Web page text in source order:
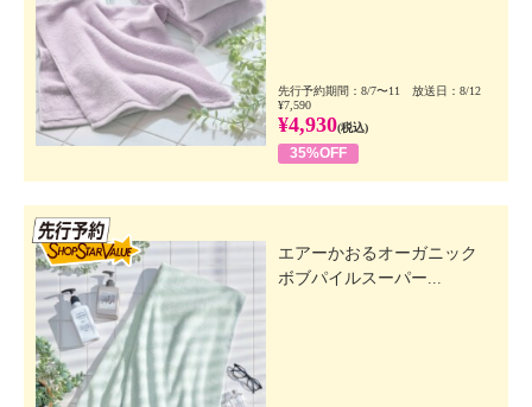
先行予約期間：8/7〜11 放送日：8/12
¥7,590
¥4,930(税込)
35%OFF
エアーかおるオーガニック
ボブパイルスーパー...